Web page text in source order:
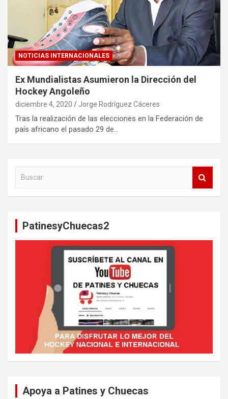
NOTICIAS INTERNACIONALES
Ex Mundialistas Asumieron la Dirección del
Hockey Angoleño
diciembre 4, 2020 Jorge Rodríguez Cáceres
Tras la realización de las elecciones en la Federación de
país africano el pasado 29 de…
PatinesyChuecas2
Apoya a Patines y Chuecas